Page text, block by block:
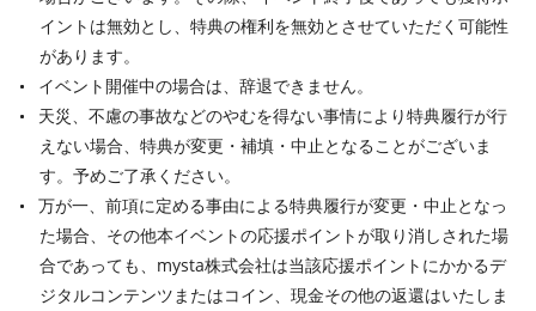
イントは無効とし、特典の権利を無効とさせていただく可能性
があります。
イベント開催中の場合は、辞退できません。
天災、不慮の事故などのやむを得ない事情により特典履行が行
えない場合、特典が変更・補填・中止となることがございま
す。予めご了承ください。
万が一、前項に定める事由による特典履行が変更・中止となっ
た場合、その他本イベントの応援ポイントが取り消しされた場
合であっても、mysta株式会社は当該応援ポイントにかかるデ
ジタルコンテンツまたはコイン、現金その他の返還はいたしま